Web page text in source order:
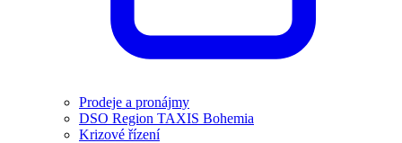
Prodeje a pronájmy
DSO Region TAXIS Bohemia
Krizové řízení